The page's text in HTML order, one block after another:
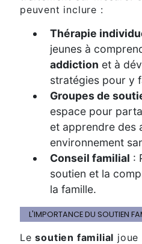
peuvent inclure :
Thérapie
jeunes à
addiction et à
stratégies pour y
Groupes de
espace pour
et apprendre des
environnement
Conseil familial :
soutien et la
la famille.
L'IMPORTANCE DU SOUTIEN
Lesoutien familial joue